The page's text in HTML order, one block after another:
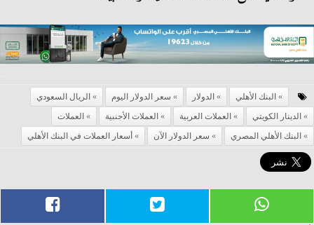
البنك الأهلي الدولار سعر الدولار اليوم
الريال السعودي
الدينار الكويتي
العملات العربية العملات الأجنبية
العملات
البنك الأهلي المصري
سعر الدولار الآن أسعار العملات في البنك الأهلي